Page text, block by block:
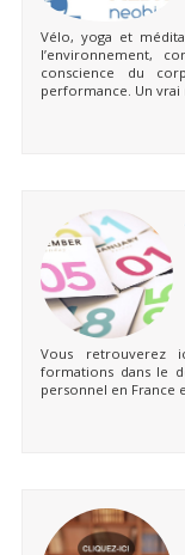
Vélo, yoga et
l’environnement,
conscience du
performance. Un vrai
Vous retrouverez
formations dans le
personnel en France